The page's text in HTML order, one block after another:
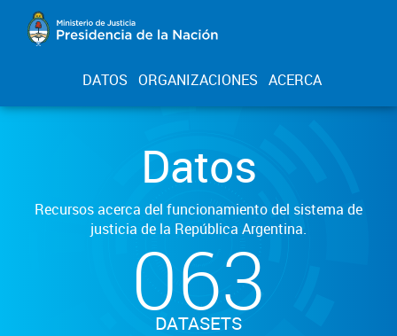
DATOS ORGANIZACIONES ACERCA
Datos
Recursos acerca del funcionamiento del sistema de
justicia de la República Argentina.
063
DATASETS